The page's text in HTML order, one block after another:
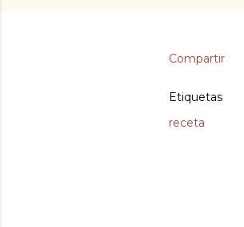
Compartir
Etiquetas
receta